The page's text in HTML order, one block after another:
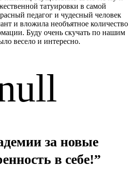
татуировки в самой
педагог и чудесный человек
и вложила необъятное количество
Буду очень скучать по нашим
весело и интересно.
за новые
в себе!”